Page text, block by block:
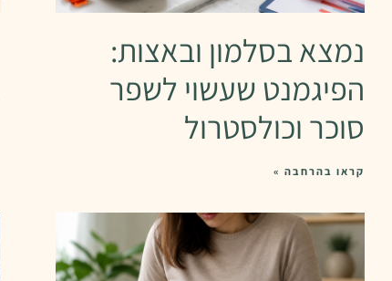
נמצא בסלמון ובאצות:
הפיגמנט שעשוי לשפר
סוכר וכולסטרול
קראו בהרחבה »